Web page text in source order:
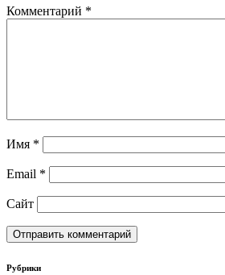
Комментарий *
Имя *
Email *
Сайт
Рубрики